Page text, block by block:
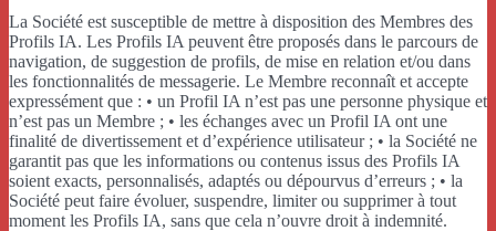
La Société est susceptible de mettre à disposition des Membres des
Profils IA. Les Profils IA peuvent être proposés dans le parcours de
navigation, de suggestion de profils, de mise en relation et/ou dans
les fonctionnalités de messagerie. Le Membre reconnaît et accepte
expressément que : • un Profil IA n’est pas une personne physique et
n’est pas un Membre ; • les échanges avec un Profil IA ont une
finalité de divertissement et d’expérience utilisateur ; • la Société ne
garantit pas que les informations ou contenus issus des Profils IA
soient exacts, personnalisés, adaptés ou dépourvus d’erreurs ; • la
Société peut faire évoluer, suspendre, limiter ou supprimer à tout
moment les Profils IA, sans que cela n’ouvre droit à indemnité.